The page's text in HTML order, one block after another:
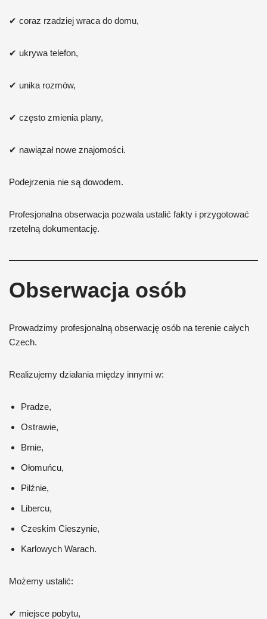
✔ coraz rzadziej wraca do domu,
✔ ukrywa telefon,
✔ unika rozmów,
✔ często zmienia plany,
✔ nawiązał nowe znajomości.
Podejrzenia nie są dowodem.
Profesjonalna obserwacja pozwala ustalić fakty i przygotować
rzetelną dokumentację.
Obserwacja osób
Prowadzimy profesjonalną obserwację osób na terenie całych
Czech.
Realizujemy działania między innymi w:
Pradze,
Ostrawie,
Brnie,
Ołomuńcu,
Pilźnie,
Libercu,
Czeskim Cieszynie,
Karlowych Warach.
Możemy ustalić:
✔ miejsce pobytu,